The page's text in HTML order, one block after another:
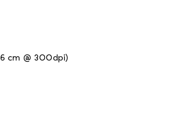
cm @ 300dpi)